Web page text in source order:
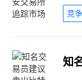
竞
知